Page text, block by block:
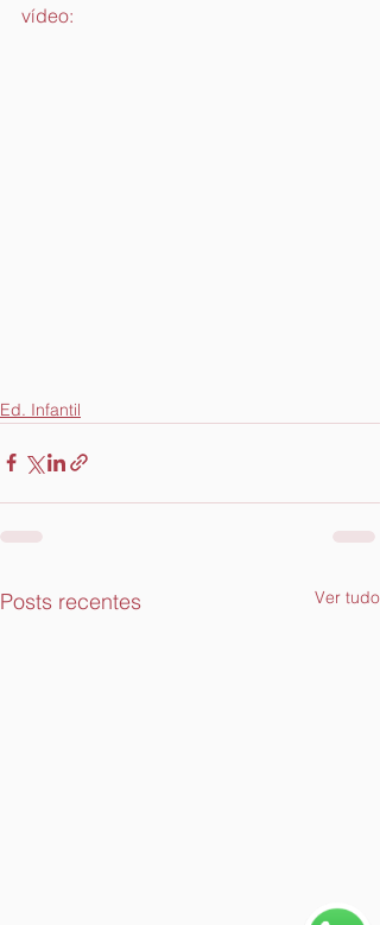
vídeo:
Ed. Infantil
Posts recentes Ver tudo